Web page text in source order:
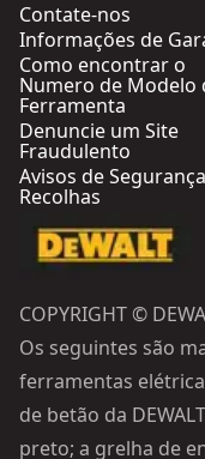
Contate-nos
Informações de
Como encontrar o
Numero de Modelo
Ferramenta
Denuncie um Site
Fraudulento
Avisos de
Recolhas
COPYRIGHT ©
Os seguintes são
ferramentas
de betão da
preto; a grelha de